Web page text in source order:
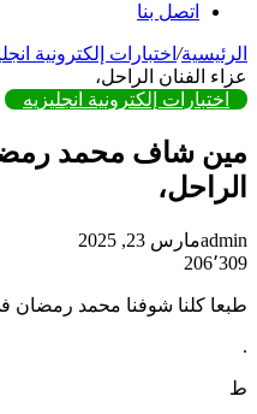
اتصل بنا
الرئيسية/ اختبارات إلكترونية
عزاء الفنان الراحل،
اختبارات إلكترونية انجليزيه
مين شاف محمد
الراحل،
adminمارس 23, 2025
206٬309
طبعا كلنا شوفنا محمد رمضان
.
ط